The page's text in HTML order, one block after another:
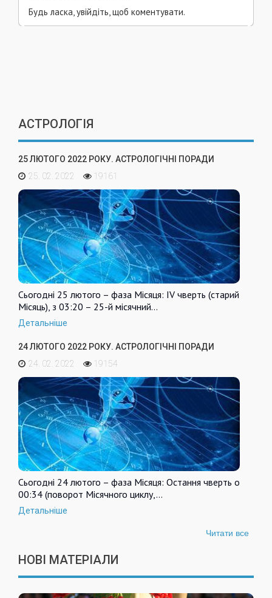
Будь ласка, увійдіть, щоб коментувати.
АСТРОЛОГІЯ
25 ЛЮТОГО 2022 РОКУ. АСТРОЛОГІЧНІ ПОРАДИ
25. 02. 2022
19161
Сьогодні 25 лютого – фаза Місяця: IV чверть (старий
Місяць), з 03:20 – 25-й місячний…
Детальніше
24 ЛЮТОГО 2022 РОКУ. АСТРОЛОГІЧНІ ПОРАДИ
24. 02. 2022
19154
Сьогодні 24 лютого – фаза Місяця: Остання чверть о
00:34 (поворот Місячного циклу,…
Детальніше
Читати все
НОВІ МАТЕРІАЛИ